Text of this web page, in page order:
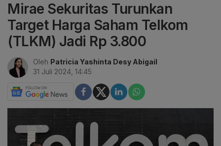
Mirae Sekuritas Turunkan
Target Harga Saham Telkom
(TLKM) Jadi Rp 3.800
Oleh Patricia Yashinta Desy Abigail
31 Juli 2024, 14:45